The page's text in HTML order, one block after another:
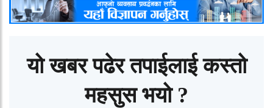
यो खबर पढेर तपाईलाई कस्तो
महसुस भयो ?